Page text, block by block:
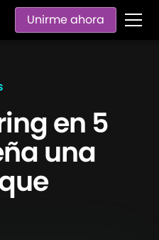
Unirme ahora
en 5
una